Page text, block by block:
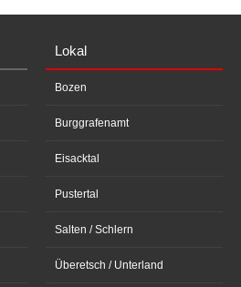
Lokal
Bozen
Burggrafenamt
Eisacktal
Pustertal
Salten / Schlern
Überetsch / Unterland